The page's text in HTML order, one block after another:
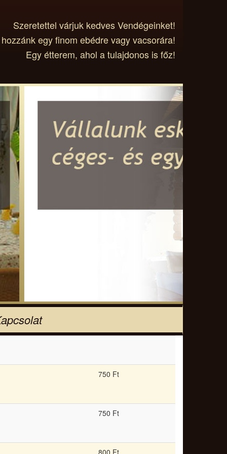
Szeretettel várjuk kedves Vendégeinket!
egy finom ebédre vagy vacsorára!
Egy étterem, ahol a tulajdonos is főz!
750 Ft
750 Ft
800 Ft